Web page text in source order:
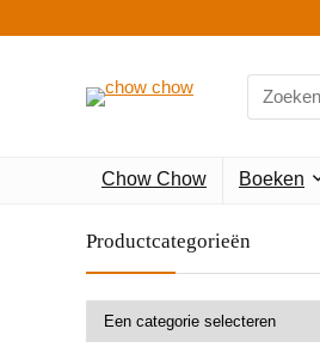
Search
for:
Chow Chow Boeken
Productcategorieën